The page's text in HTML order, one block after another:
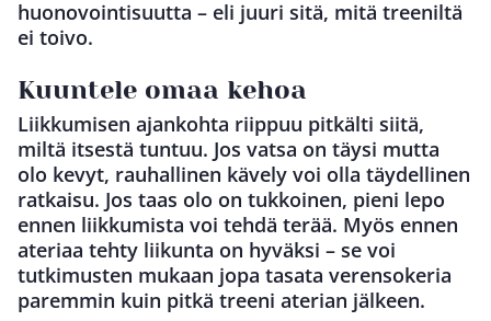
huonovointisuutta – eli juuri sitä, mitä treeniltä
ei toivo.
Kuuntele omaa kehoa
Liikkumisen ajankohta riippuu pitkälti siitä,
miltä itsestä tuntuu. Jos vatsa on täysi mutta
olo kevyt, rauhallinen kävely voi olla täydellinen
ratkaisu. Jos taas olo on tukkoinen, pieni lepo
ennen liikkumista voi tehdä terää. Myös ennen
ateriaa tehty liikunta on hyväksi – se voi
tutkimusten mukaan jopa tasata verensokeria
paremmin kuin pitkä treeni aterian jälkeen.